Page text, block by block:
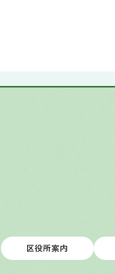
区役所案内